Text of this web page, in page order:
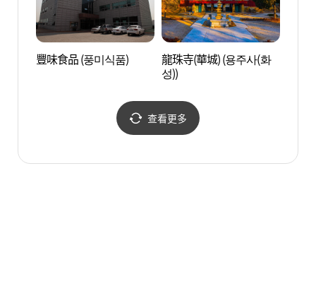
豐味食品 (풍미식품)
龍珠寺(華城) (용주사(화
성))
查看更多